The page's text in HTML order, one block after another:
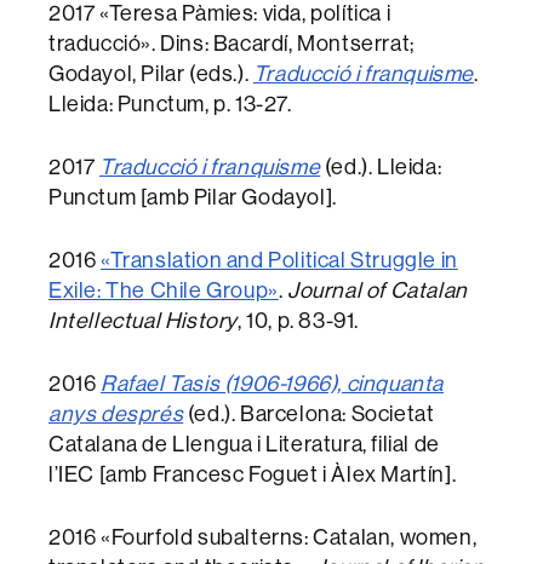
2017 «Teresa Pàmies: vida, política i
traducció». Dins: Bacardí, Montserrat;
Godayol, Pilar (eds.). Traducció i franquisme.
Lleida: Punctum, p. 13-27.
2017 Traducció i franquisme(ed.). Lleida:
Punctum [amb Pilar Godayol].
2016 «Translation and Political Struggle in
Exile: The Chile Group». Journal of Catalan
Intellectual History, 10, p. 83-91.
2016 Rafael Tasis (1906-1966), cinquanta
anys després(ed.). Barcelona: Societat
Catalana de Llengua i Literatura, filial de
l’IEC [amb Francesc Foguet i Àlex Martín].
2016 «Fourfold subalterns: Catalan, women,